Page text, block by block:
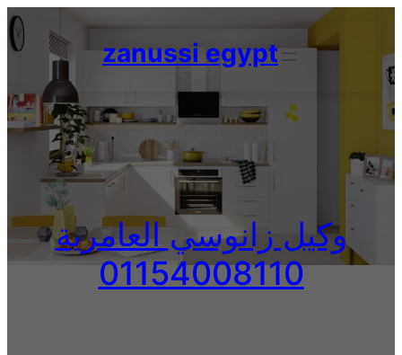
Skip
to
content
zanussi egypt
وكيل زانوسي العامرية
01154008110